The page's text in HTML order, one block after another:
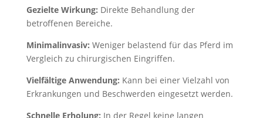
Gezielte Wirkung: Direkte Behandlung der
betroffenen Bereiche.
Minimalinvasiv: Weniger belastend für das Pferd im
Vergleich zu chirurgischen Eingriffen.
Vielfältige Anwendung: Kann bei einer Vielzahl von
Erkrankungen und Beschwerden eingesetzt werden.
Schnelle Erholung: In der Regel keine langen